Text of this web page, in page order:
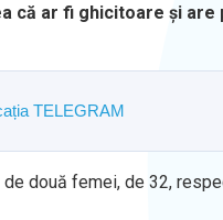
că ar fi ghicitoare și are
TELEGRAM
două femei, de 32,